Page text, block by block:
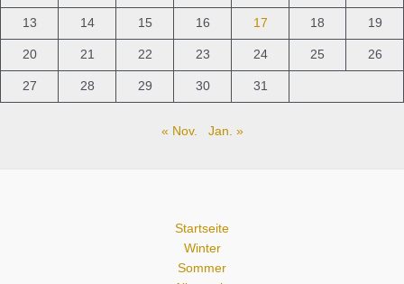
13 14 15 16 17 18 19
20 21 22 23 24 25 26
27 28 29 30 31
« Nov. Jan. »
Startseite
Winter
Sommer